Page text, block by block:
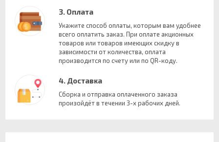
3. Оплата
Укажите способ оплаты, которым вам удобнее
всего оплатить заказ. При оплате акционных
товаров или товаров имеющих скидку в
зависимости от количества, оплата
производится по счету или по QR-коду.
4. Доставка
Сборка и отправка оплаченного заказа
произойдёт в течении 3-х рабочих дней.